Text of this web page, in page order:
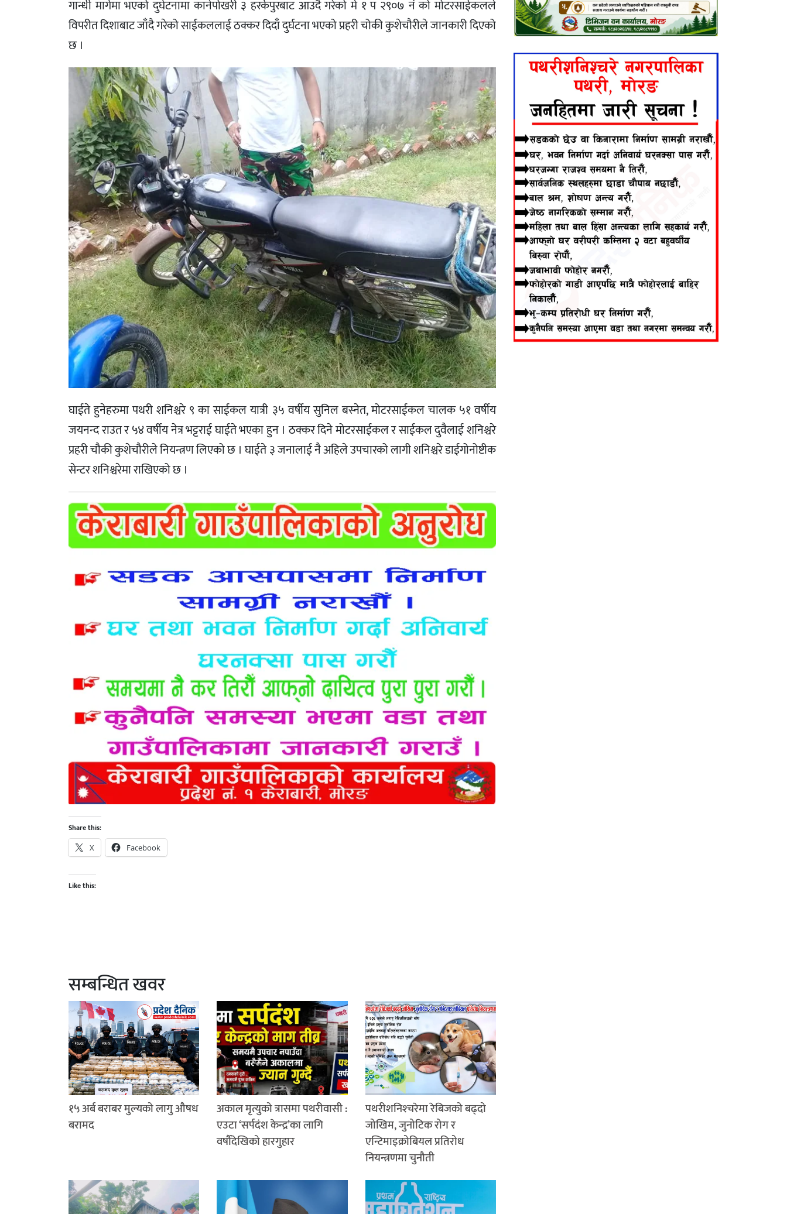
गान्धी मार्गमा भएको दुर्घटनामा कानेपोखरी ३ हरर्कपुरबाट आउदै गरेको मे १ प २९०७ नं को मोटरसाईकलले
विपरीत दिशाबाट जाँदै गरेको साईकललाई ठक्कर दिदाँ दुर्घटना भएको प्रहरी चोकी कुशेचौरीले जानकारी दिएको
छ ।
घाईते हुनेहरुमा पथरी शनिश्चरे ९ का साईकल यात्री ३५ वर्षीय सुनिल बस्नेत, मोटरसाईकल चालक ५१ वर्षीय
जयनन्द राउत र ५४ वर्षीय नेत्र भट्टराई घाईते भएका हुन । ठक्कर दिने मोटरसाईकल र साईकल दुवैलाई शनिश्चरे
प्रहरी चौकी कुशेचौरीले नियन्त्रण लिएको छ । घाईते ३ जनालाई नै अहिले उपचारको लागी शनिश्चरे डाईगोनोष्टीक
सेन्टर शनिश्चरेमा राखिएको छ ।
Share this:
X Facebook
Like this:
सम्बन्धित खवर
१५ अर्ब बराबर मुल्यको लागु औषध
बरामद
अकाल मृत्युको त्रासमा पथरीवासी :
एउटा ‘सर्पदंश केन्द्र’का लागि
वर्षौंदेखिको हारगुहार
पथरीशनिश्‍चरेमा रेबिजको बढ्दो
जोखिम, जुनोटिक रोग र
एन्टिमाइक्रोबियल प्रतिरोध
नियन्त्रणमा चुनौती